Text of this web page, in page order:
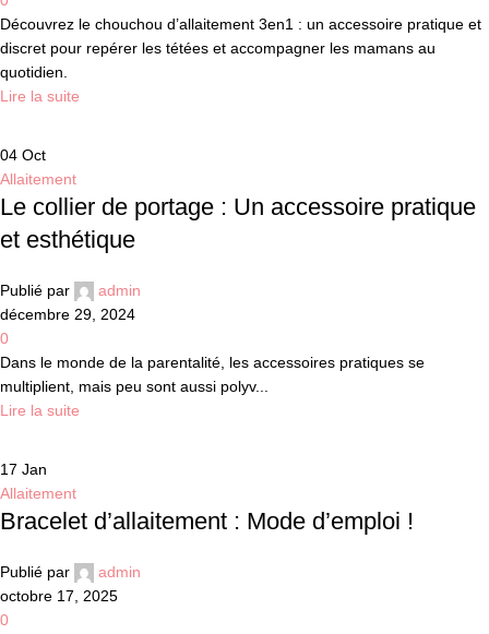
Découvrez le chouchou d’allaitement 3en1 : un accessoire pratique et
discret pour repérer les tétées et accompagner les mamans au
quotidien.
Lire la suite
04 Oct
Allaitement
Le collier de portage : Un accessoire pratique
et esthétique
Publié par
admin
décembre 29, 2024
0
Dans le monde de la parentalité, les accessoires pratiques se
multiplient, mais peu sont aussi polyv...
Lire la suite
17 Jan
Allaitement
Bracelet d’allaitement : Mode d’emploi !
Publié par
admin
octobre 17, 2025
0